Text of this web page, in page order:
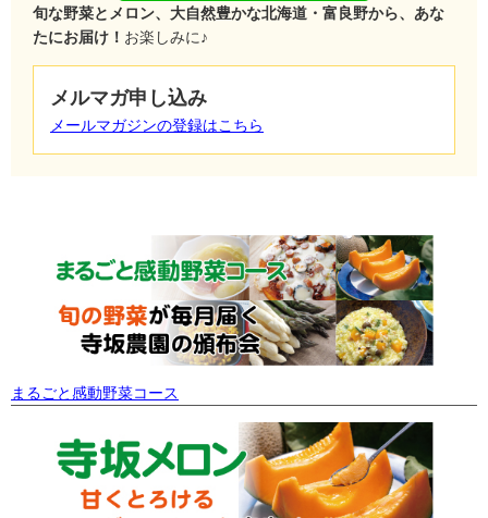
旬な野菜とメロン、大自然豊かな北海道・富良野から、あな
たにお届け！ お楽しみに♪
メルマガ申し込み
メールマガジンの登録はこちら
まるごと感動野菜コース